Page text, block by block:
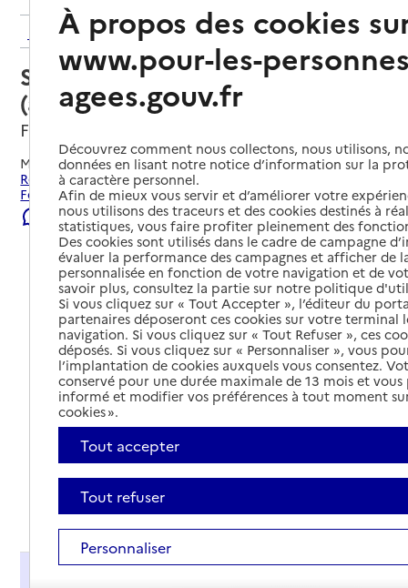
Retour aux résultats de l'annuaire
Service autonomie à domicile
(aide) – ADHAP Services
Fontenay-sous-Bois, VAL-DE-MARNE
Mis à jour le06/08/2026
Rechercher les établissements et services autour de
Fontenay-sous-Bois.
Signaler une erreur
À propos des cookies
www.pour-les-
agees.gouv.fr
Découvrez comment nous collectons, nous utilisons,
données en lisant notre notice d’information sur la
à caractère personnel.
Afin de mieux vous servir et d’améliorer votre
nous utilisons des traceurs et des cookies destinés à
statistiques, vous faire profiter pleinement des
Des cookies sont utilisés dans le cadre de campagne
évaluer la performance des campagnes et afficher de
personnalisée en fonction de votre navigation et de
savoir plus, consultez la partie sur notre politique
Si vous cliquez sur « Tout Accepter », l’éditeur du
partenaires déposeront ces cookies sur votre terminal
navigation. Si vous cliquez sur « Tout Refuser », ces
déposés. Si vous cliquez sur « Personnaliser », vous
l’implantation de cookies auxquels vous consentez.
conservé pour une durée maximale de 13 mois et
informé et modifier vos préférences à tout moment
cookies ».
Tout accepter
Tout refuser
Personnaliser